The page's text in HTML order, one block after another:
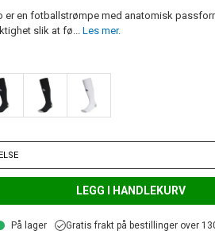
er en fotballstrømpe med anatomisk
slik at fø...Les mer.
LEGG I HANDLEKURV
På lager Gratis frakt på bestillinger over